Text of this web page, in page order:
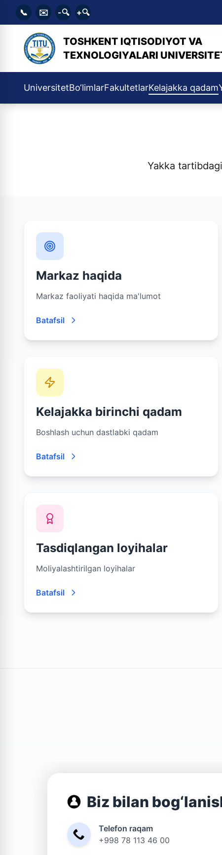
📞 ✉️ -🔍 +🔍
TOSHKENT IQTISODIYOT VA
TEXNOLOGIYALARI
UniversitetBo‘limlarFakultetlarKelajakka qadam
Yakka
Markaz haqida
Markaz faoliyati haqida ma'lumot
Batafsil
Kelajakka birinchi qadam
Boshlash uchun dastlabki qadam
Batafsil
Tasdiqlangan loyihalar
Moliyalashtirilgan loyihalar
Batafsil
Biz bilan
Telefon raqam
+998 78 113 46 00